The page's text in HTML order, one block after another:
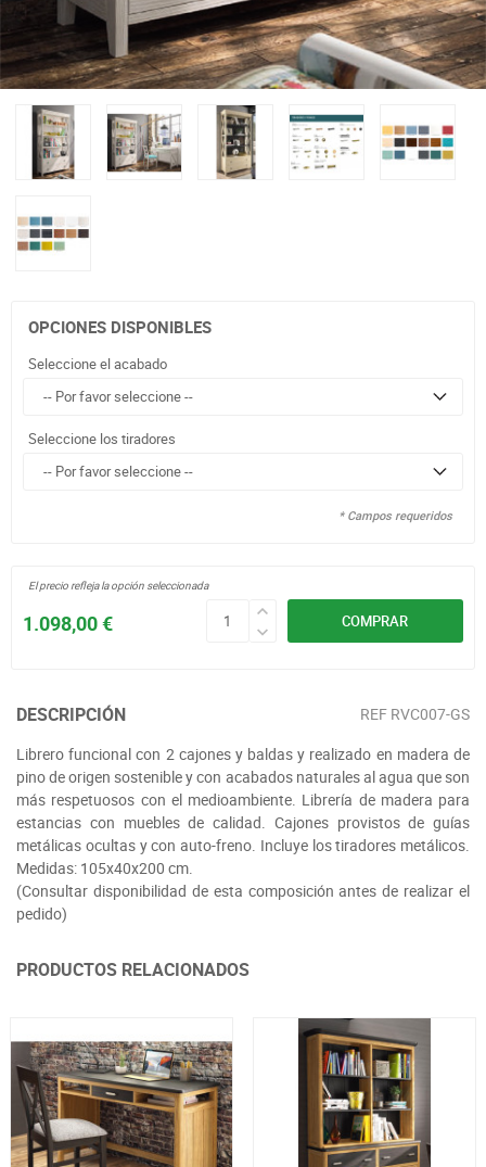
OPCIONES DISPONIBLES
Seleccione el acabado
Seleccione los tiradores
* Campos requeridos
COMPRAR
1.098,00 €
El precio refleja la opción seleccionada
DESCRIPCIÓN REF RVC007-GS
Librero funcional con 2 cajones y baldas y realizado en madera de
pino de origen sostenible y con acabados naturales al agua que son
más respetuosos con el medioambiente. Librería de madera para
estancias con muebles de calidad. Cajones provistos de guías
metálicas ocultas y con auto-freno. Incluye los tiradores metálicos.
Medidas: 105x40x200 cm.
(Consultar disponibilidad de esta composición antes de realizar el
pedido)
PRODUCTOS RELACIONADOS